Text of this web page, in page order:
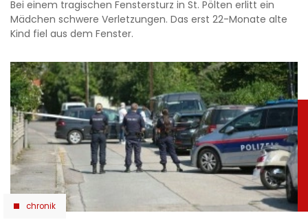
Bei einem tragischen Fenstersturz in St. Pölten erlitt ein
Mädchen schwere Verletzungen. Das erst 22-Monate alte
Kind fiel aus dem Fenster.
chronik